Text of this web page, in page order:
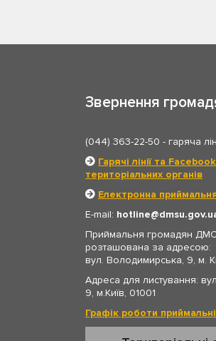
Звернення
(044) 363-22-50 - гаряча
Гарячі лінії та
територіальних органів
Електронна
E-mail: hotline
Приймальня громадян ДМС
розташована за адресою:
вул. Володимирська, 9, м.
Адреса для листування:
9, м.Київ, 01001
Графік роботи